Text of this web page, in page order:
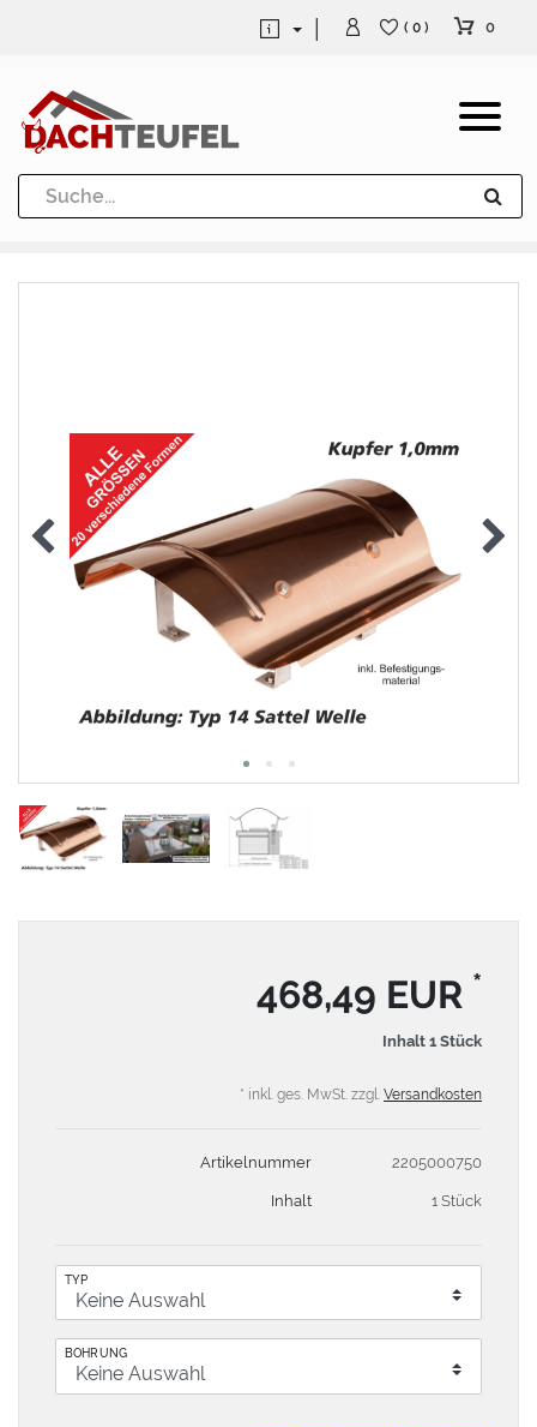
Dachrinne und Fallrohre
Werkzeuge und Löttechnik
( 0 ) 0
468,49 EUR *
Inhalt 1 Stück
* inkl. ges. MwSt. zzgl. Versandkosten
Artikelnummer 2205000750
Inhalt 1 Stück
TYP
BOHRUNG